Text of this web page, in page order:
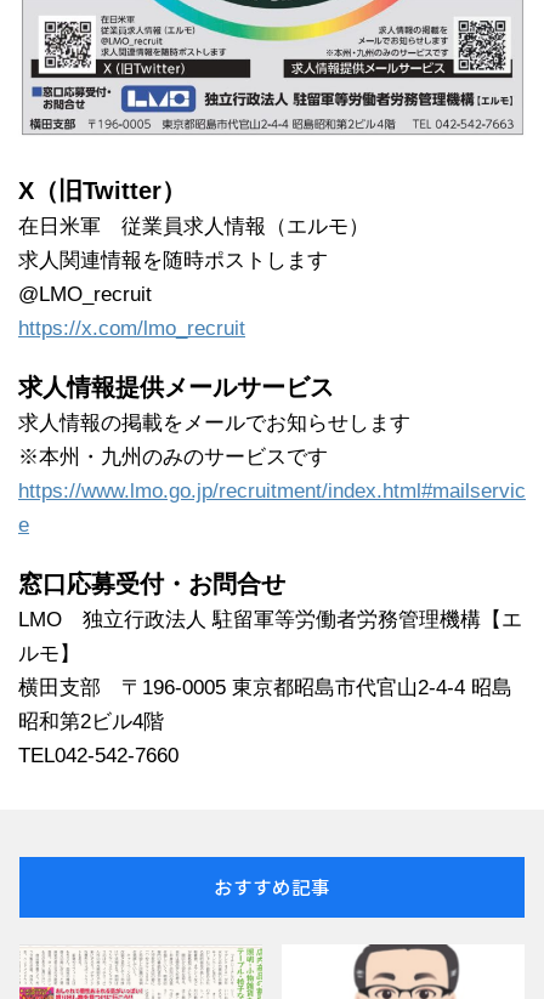
X（旧Twitter）
在日米軍 従業員求人情報（エルモ）
求人関連情報を随時ポストします
@LMO_recruit
https://x.com/lmo_recruit
求人情報提供メールサービス
求人情報の掲載をメールでお知らせします
※本州・九州のみのサービスです
https://www.lmo.go.jp/recruitment/index.html#mailservic
e
窓口応募受付・お問合せ
LMO 独立行政法人 駐留軍等労働者労務管理機構【エ
ルモ】
横田支部 〒196-0005 東京都昭島市代官山2-4-4 昭島
昭和第2ビル4階
TEL042-542-7660
おすすめ記事